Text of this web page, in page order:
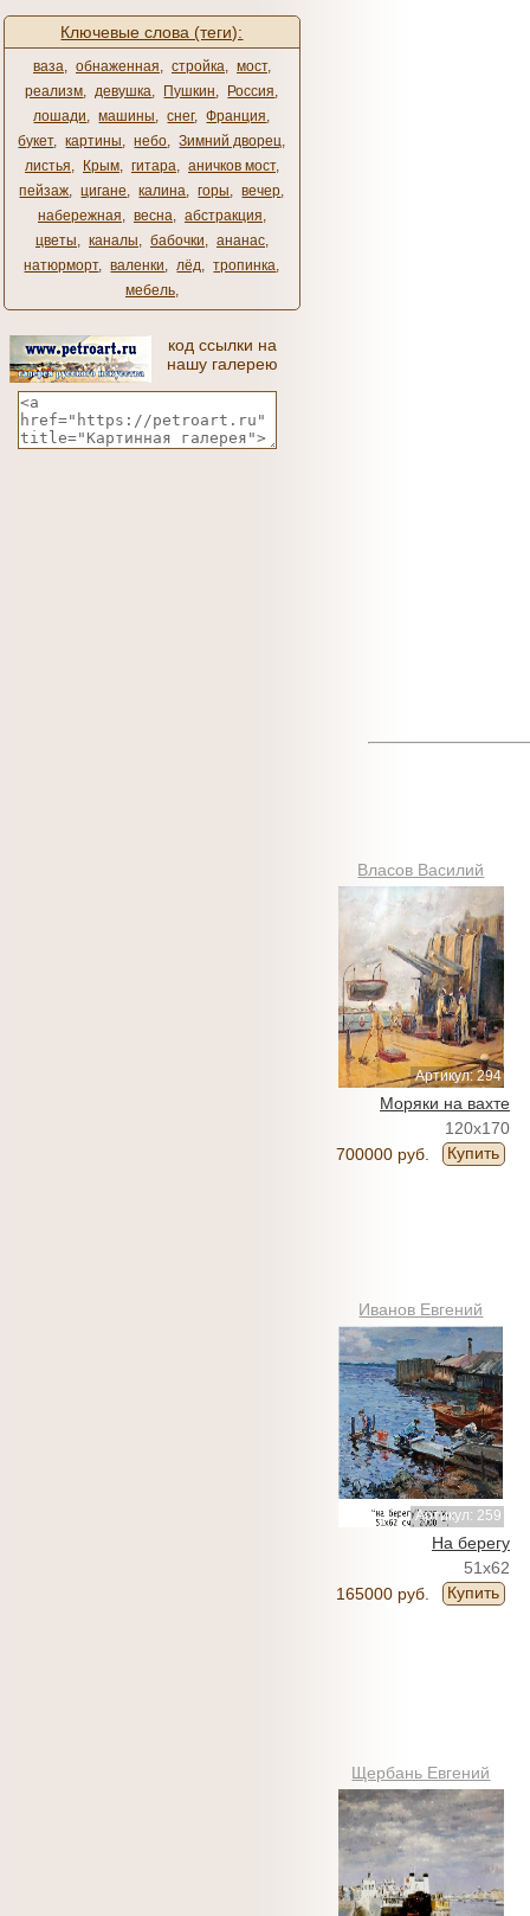
Ключевые слова (теги):
ваза, обнаженная, стройка, мост,
реализм, девушка, Пушкин, Россия,
лошади, машины, снег, Франция,
букет, картины, небо, Зимний дворец,
листья, Крым, гитара, аничков мост,
пейзаж, цигане, калина, горы, вечер,
набережная, весна, абстракция,
цветы, каналы, бабочки, ананас,
натюрморт, валенки, лёд, тропинка,
мебель,
код ссылки на
нашу галерею
Власов Василий
Артикул: 294
Моряки на вахте
120x170
700000 руб.
Купить
Иванов Евгений
Артикул: 259
На берегу
51x62
165000 руб.
Купить
Щербань Евгений